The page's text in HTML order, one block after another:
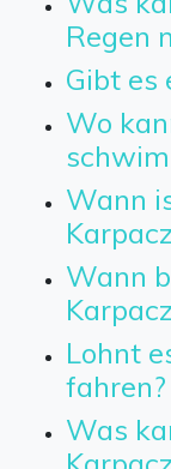
Regen
Gibt es
Wo
Wann
Wann
Lohnt
fahren?
Was